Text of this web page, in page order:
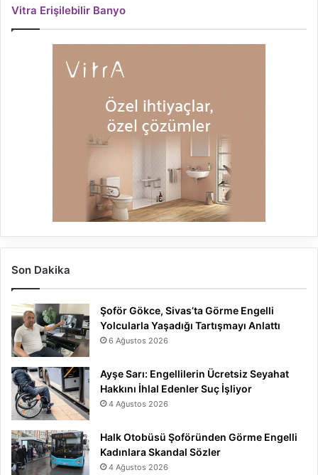
Vitra Erişilebilir Banyo
Son Dakika
Şoför Gökce, Sivas’ta Görme Engelli
Yolcularla Yaşadığı Tartışmayı Anlattı
6 Ağustos 2026
Ayşe Sarı: Engellilerin Ücretsiz Seyahat
Hakkını İhlal Edenler Suç İşliyor
4 Ağustos 2026
Halk Otobüsü Şoföründen Görme Engelli
Kadınlara Skandal Sözler
4 Ağustos 2026